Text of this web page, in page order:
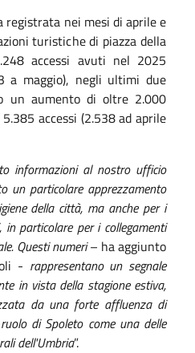
registrata nei mesi di aprile e
turistiche di piazza della
accessi avuti nel 2025
a maggio), negli ultimi due
un aumento di oltre 2.000
accessi (2.538 ad aprile
informazioni al nostro ufficio
un particolare apprezzamento
della città, ma anche per i
particolare per i collegamenti
Questi numeri– ha aggiunto
- rappresentano un segnale
in vista della stagione estiva,
da una forte affluenza di
di Spoleto come una delle
dell'Umbria”.